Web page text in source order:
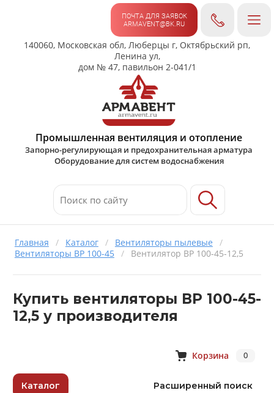
ПОЧТА ДЛЯ ЗАЯВОК
ARMAVENT@BK.RU
140060, Московская обл, Люберцы г, Октябрьский рп,
Ленина ул,
дом № 47, павильон 2-041/1
Промышленная вентиляция и отопление
Запорно-регулирующая и предохранительная арматура
Оборудование для систем водоснабжения
Главная / Каталог / Вентиляторы пылевые
/
Вентиляторы ВР 100-45 / Вентилятор ВР 100-45-12,5
Купить вентиляторы ВР 100-45-
12,5 у производителя
Корзина 0
Каталог Расширенный поиск